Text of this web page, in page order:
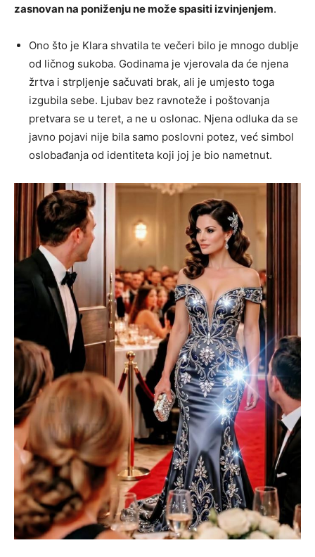
zasnovan na poniženju ne može spasiti izvinjenjem.
Ono što je Klara shvatila te večeri bilo je mnogo dublje
od ličnog sukoba. Godinama je vjerovala da će njena
žrtva i strpljenje sačuvati brak, ali je umjesto toga
izgubila sebe. Ljubav bez ravnoteže i poštovanja
pretvara se u teret, a ne u oslonac. Njena odluka da se
javno pojavi nije bila samo poslovni potez, već simbol
oslobađanja od identiteta koji joj je bio nametnut.